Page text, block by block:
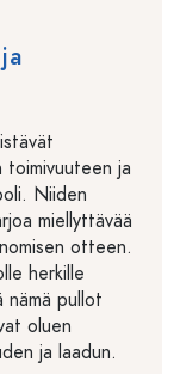
toimivuuteen ja
Niiden
miellyttävää
otteen.
herkille
nämä pullot
oluen
ja laadun.